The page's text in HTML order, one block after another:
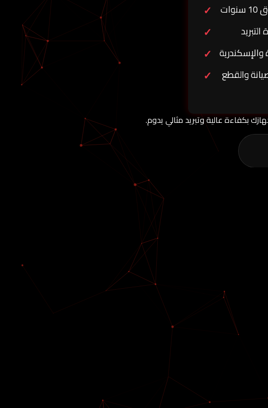
والقطع
بكفاءة عالية وتبريد مثالي يدوم.